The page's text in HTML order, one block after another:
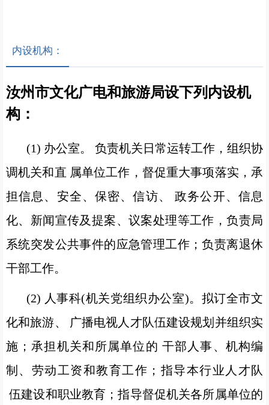
内设机构：
汝州市文化广电和旅游局设下列内设机
构：
(1) 办公室。 负责机关日常运转工作，组织协
调机关和直 属单位工作，督促重大事项落实，承
担信息、安全、保密、信访、 政务公开、信息
化、新闻宣传及提案、议案处理等工作，负责局
系统突发公共事件的应急管理工作；负责离退休
干部工作。
(2) 人事科(机关党组织办公室)。拟订全市文
化和旅游、 广播电视人才队伍建设规划并组织实
施；承担机关和所属单位的 干部人事、机构编
制、劳动工资和教育工作；指导本行业人才队
伍建设和职业教育；指导督促机关各所属单位的